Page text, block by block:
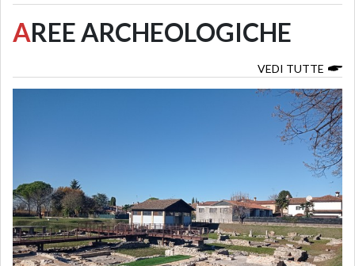
AREE ARCHEOLOGICHE
VEDI TUTTE